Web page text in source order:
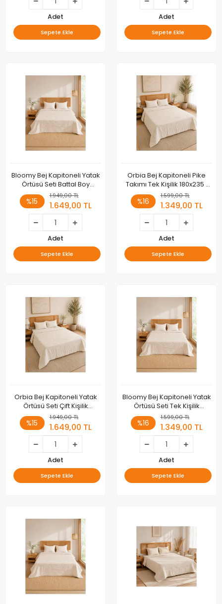
Adet
Sepete Ekle
Adet
Sepete Ekle
Bloomy Bej Kapitoneli Yatak
Örtüsü Seti Battal Boy
220x235
%15
1.949,00 TL
1.649,00 TL
Adet
Sepete Ekle
Orbia Bej Kapitoneli Pike
Takımı Tek Kişilik 180x235 1
Adet Yastık Alezi
%16
1.599,00 TL
1.349,00 TL
Adet
Sepete Ekle
Orbia Bej Kapitoneli Yatak
Örtüsü Seti Çift Kişilik
220x235
%15
1.949,00 TL
1.649,00 TL
Adet
Sepete Ekle
Bloomy Bej Kapitoneli Yatak
Örtüsü Seti Tek Kişilik
180x235 1 Adet Yastık Alezi
%16
1.599,00 TL
1.349,00 TL
Adet
Sepete Ekle